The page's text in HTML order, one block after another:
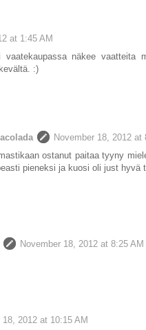
at 1:45 AM
vaatekaupassa näkee
:)
November 18, 2012 at
ostanut paitaa tyyny
pieneksi ja kuosi oli just
November 18, 2012 at 8:25 AM
18, 2012 at 10:15 AM